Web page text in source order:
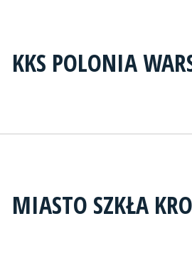
KKS POLONIA
MIASTO SZKŁA